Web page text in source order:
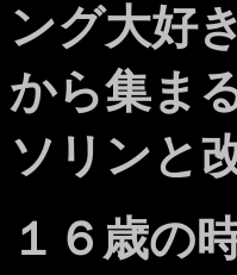
ング大好
から集ま
ソリンと
１６歳の